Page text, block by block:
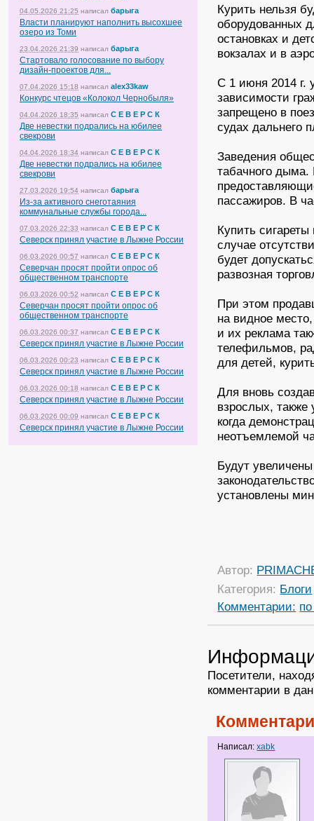
04.05.2026 21:25 написал барыга
Власти планируют наполнить высохшее
озеро из Томи
23.04.2026 21:39 написал барыга
Стартовало голосование по выбору
дизайн-проектов для...
07.04.2026 15:18 написал alex33kaw
Конкурс чтецов «Колокол Чернобыля»
04.04.2026 18:35 написал С Е В Е Р С К
Две невестки подрались на юбилее
свекрови
04.04.2026 18:34 написал С Е В Е Р С К
Две невестки подрались на юбилее
свекрови
27.03.2026 19:54 написал барыга
Из-за активного снеготаяния
коммунальные службы города...
07.03.2026 22:33 написал С Е В Е Р С К
Северск принял участие в Лыжне России
06.03.2026 00:57 написал С Е В Е Р С К
Северчан просят пройти опрос об
общественном транспорте
06.03.2026 00:52 написал С Е В Е Р С К
Северчан просят пройти опрос об
общественном транспорте
06.03.2026 00:37 написал С Е В Е Р С К
Северск принял участие в Лыжне России
06.03.2026 00:23 написал С Е В Е Р С К
Северск принял участие в Лыжне России
06.03.2026 00:18 написал С Е В Е Р С К
Северск принял участие в Лыжне России
06.03.2026 00:09 написал С Е В Е Р С К
Северск принял участие в Лыжне России
Курить нельзя
оборудованных
остановках и
вокзалах и в
С 1 июня 2014 г.
зависимости
запрещено в
судах дальнего
Заведения
табачного дыма.
пассажиров. В
Купить
случае
будет
развозная
При этом
на видное
и их реклама
телефильмов,
для детей,
Для вновь
взрослых, также
когда
неотъемлемой
Будут
установлены
Автор:
Категория: Блоги
Комментарии:
Посетители,
комментарии в
Написал:xabk